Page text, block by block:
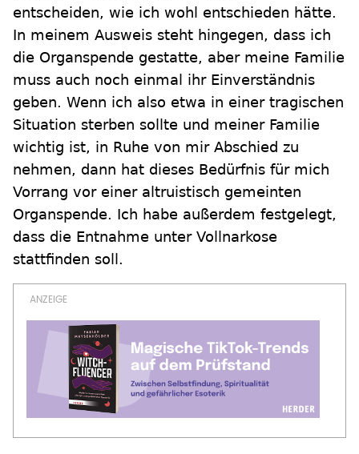
entscheiden, wie ich wohl entschieden hätte.
In meinem Ausweis steht hingegen, dass ich
die Organspende gestatte, aber meine Familie
muss auch noch einmal ihr Einverständnis
geben. Wenn ich also etwa in einer tragischen
Situation sterben sollte und meiner Familie
wichtig ist, in Ruhe von mir Abschied zu
nehmen, dann hat dieses Bedürfnis für mich
Vorrang vor einer altruistisch gemeinten
Organspende. Ich habe außerdem festgelegt,
dass die Entnahme unter Vollnarkose
stattfinden soll.